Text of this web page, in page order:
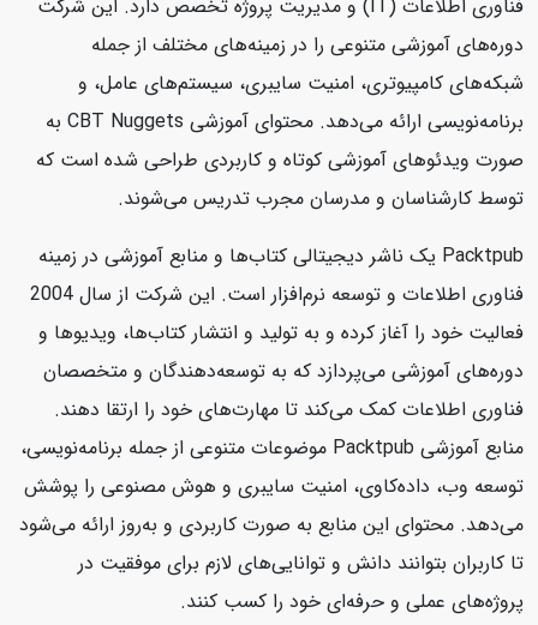
فناوری اطلاعات (IT) و مدیریت پروژه تخصص دارد. این شرکت
دوره‌های آموزشی متنوعی را در زمینه‌های مختلف از جمله
شبکه‌های کامپیوتری، امنیت سایبری، سیستم‌های عامل، و
برنامه‌نویسی ارائه می‌دهد. محتوای آموزشی CBT Nuggets به
صورت ویدئوهای آموزشی کوتاه و کاربردی طراحی شده است که
توسط کارشناسان و مدرسان مجرب تدریس می‌شوند.
Packtpub یک ناشر دیجیتالی کتاب‌ها و منابع آموزشی در زمینه
فناوری اطلاعات و توسعه نرم‌افزار است. این شرکت از سال 2004
فعالیت خود را آغاز کرده و به تولید و انتشار کتاب‌ها، ویدیوها و
دوره‌های آموزشی می‌پردازد که به توسعه‌دهندگان و متخصصان
فناوری اطلاعات کمک می‌کند تا مهارت‌های خود را ارتقا دهند.
منابع آموزشی Packtpub موضوعات متنوعی از جمله برنامه‌نویسی،
توسعه وب، داده‌کاوی، امنیت سایبری و هوش مصنوعی را پوشش
می‌دهد. محتوای این منابع به صورت کاربردی و به‌روز ارائه می‌شود
تا کاربران بتوانند دانش و توانایی‌های لازم برای موفقیت در
پروژه‌های عملی و حرفه‌ای خود را کسب کنند.